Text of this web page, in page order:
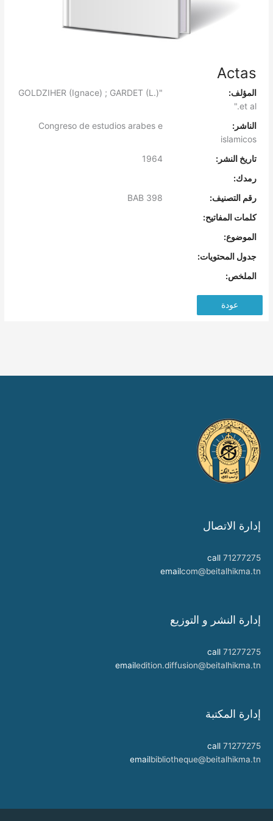
Actas
المؤلف:
"GOLDZIHER (Ignace) ; GARDET (L.)
et al."
الناشر:
Congreso de estudios arabes e
islamicos
تاريخ النشر:
رمدك:
رقم التصنيف:
كلمات المفاتيح:
الموضوع:
جدول المحتويات:
الملخص:
عودة
إدارة الاتصال
call 71277275
emailcom@beitalhikma.tn
إدارة النشر و التوزيع
call 71277275
emailedition.diffusion@beitalhikma.tn
إدارة المكتبة
call 71277275
emailbibliotheque@beitalhikma.tn